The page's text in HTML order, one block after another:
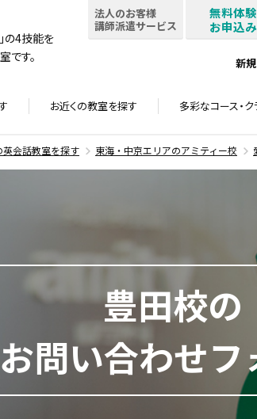
」の4技能を
です。
法人のお客様
講師派遣サービス
無料体験
お申込み
新
お近くの教室を探す 多彩なコース・ク
英会話教室を探す 東海・中京エリアのアミティー校
豊田校の
お問い合わせフ